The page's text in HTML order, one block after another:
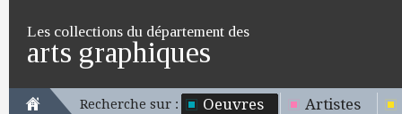
Les collections du département des
arts graphiques
Recherche sur : Oeuvres Artistes